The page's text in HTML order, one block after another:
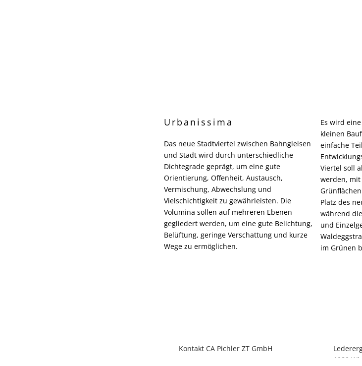
Urbanissima
Das neue Stadtviertel zwischen Bahngleisen
und Stadt wird durch unterschiedliche
Dichtegrade geprägt, um eine gute
Orientierung, Offenheit, Austausch,
Vermischung, Abwechslung und
Vielschichtigkeit zu gewährleisten. Die
Volumina sollen auf mehreren Ebenen
gegliedert werden, um eine gute Belichtung,
Belüftung, geringe Verschattung und kurze
Wege zu ermöglichen.
Es wird
kleinen
einfache
Viertel soll
werden,
Platz des
während
und
im Grünen
Kontakt CA Pichler ZT GmbH
1080